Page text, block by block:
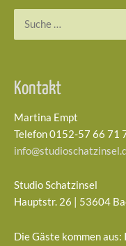
Kontakt
Martina Empt
Telefon 0152-57 66 71
Studio Schatzinsel
Hauptstr. 26 | 53604
Die Gäste kommen aus: